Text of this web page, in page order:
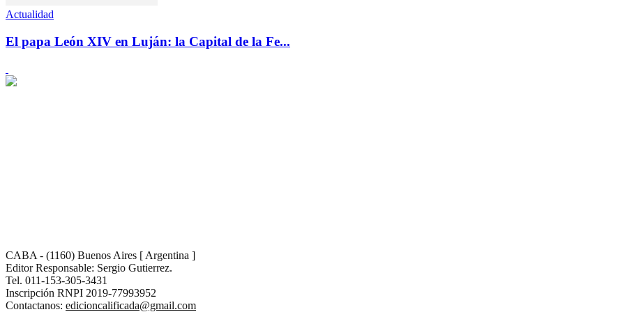
Actualidad
El papa León XIV en Luján: la Capital de la Fe...
CABA - (1160) Buenos Aires [ Argentina ]
Editor Responsable: Sergio Gutierrez.
Tel. 011-153-305-3431
Inscripción RNPI 2019-77993952
Contactanos: edicioncalificada@gmail.com